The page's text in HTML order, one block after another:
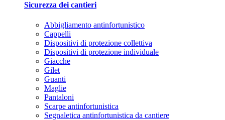
Sicurezza dei cantieri
Abbigliamento antinfortunistico
Cappelli
Dispositivi di protezione collettiva
Dispositivi di protezione individuale
Giacche
Gilet
Guanti
Maglie
Pantaloni
Scarpe antinfortunistica
Segnaletica antinfortunistica da cantiere